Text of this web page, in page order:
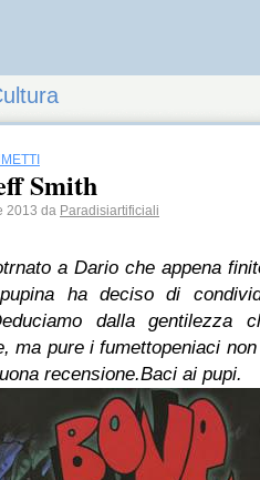
Smith
2013 da Paradisiartificiali
a Dario che appena
ha deciso di
dalla
ma pure i fumettopeniaci
recensione.Baci ai pupi.